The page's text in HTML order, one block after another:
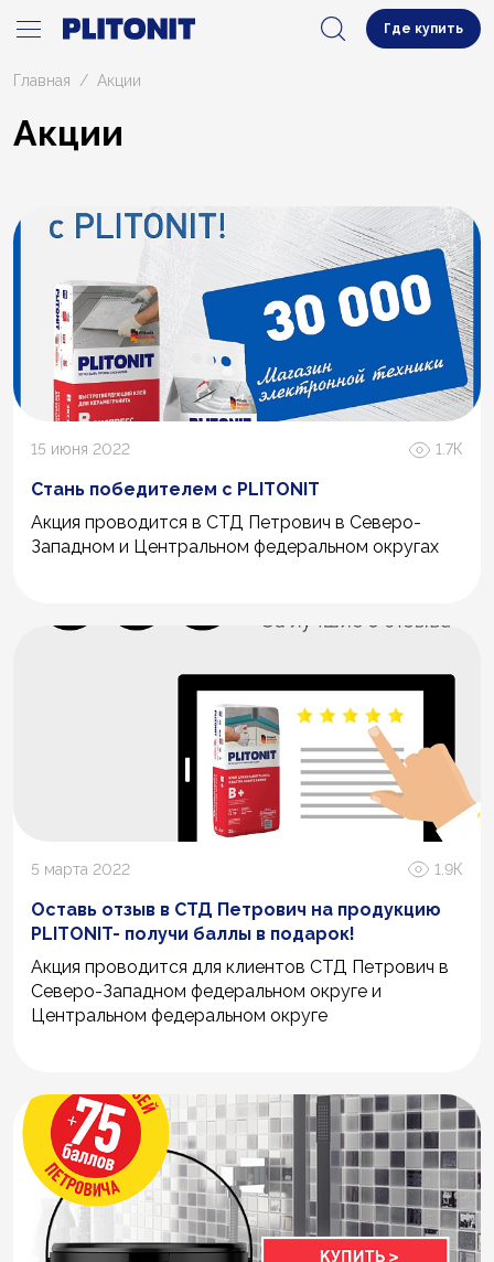
Где купить
Главная Акции
Акции
15 июня 2022 1.7К
Стань победителем с PLITONIT
Акция проводится в СТД Петрович в Северо-
Западном и Центральном федеральном округах
5 марта 2022 1.9К
Оставь отзыв в СТД Петрович на продукцию
PLITONIT- получи баллы в подарок!
Акция проводится для клиентов СТД Петрович в
Северо-Западном федеральном округе и
Центральном федеральном округе